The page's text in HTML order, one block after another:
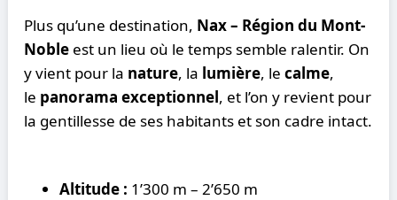
Plus qu’une destination, Nax – Région du Mont-
Noble est un lieu où le temps semble ralentir. On
y vient pour la nature, la lumière, lecalme,
le panorama exceptionnel, et l’on y revient pour
la gentillesse de ses habitants et son cadre intact.
Altitude : 1’300 m – 2’650 m